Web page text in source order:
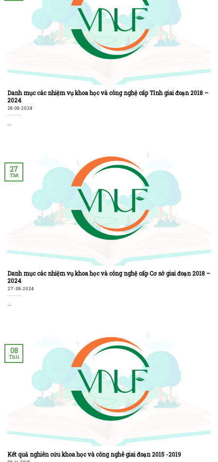
Danh mục các nhiệm vụ khoa học và công nghệ cấp Tỉnh giai đoạn 2018 –
2024
28-08-2024
Danh mục các nhiệm vụ khoa học và công nghệ cấp Cơ sở giai đoạn 2018 –
2024
27-08-2024
...
27
Th8
Kết quả nghiên cứu khoa học và công nghê giai đoạn 2015 -2019
08
Th11